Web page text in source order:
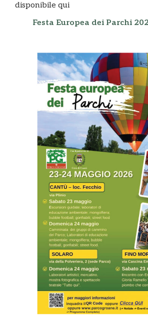
disponibile qui
Festa Europea dei Parchi